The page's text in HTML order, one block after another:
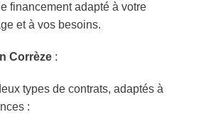
financement adapté à votre
et à vos besoins.
Corrèze :
types de contrats, adaptés à
: